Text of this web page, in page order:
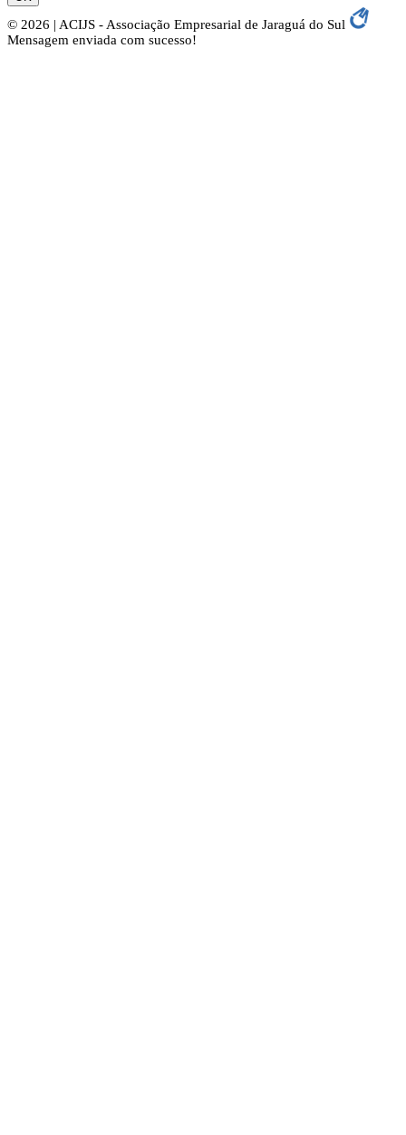
© 2026 | ACIJS - Associação Empresarial de Jaraguá do Sul
Mensagem enviada com sucesso!